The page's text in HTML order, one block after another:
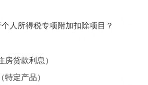
人所得税专项附加扣除项目？
房贷款利息）
定产品）